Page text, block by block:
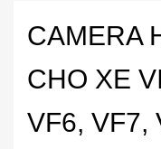
CAMERA
CHO XE
VF6, VF7,